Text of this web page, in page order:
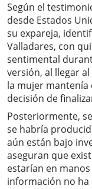
Según el
desde Estados
su expareja,
Valladares, con
sentimental
versión, al llegar
la mujer mantenía
decisión de
Posteriormente,
se habría
aún están bajo
aseguran que
estarían en
información no